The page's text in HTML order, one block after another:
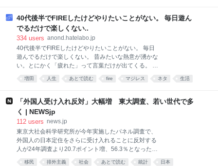
40代後半でFIREしたけどやりたいことがない。 毎日遊ん
でるだけで楽しくない..
334 users anond.hatelabo.jp
40代後半でFIREしたけどやりたいことがない。 毎日
遊んでるだけで楽しくない。 昔みたいな熱意が湧かな
い。とにかく「疲れた」って言葉だけが出てくる。 昔
に戻って遊びまくりたい。 俺は何のために生きてるの
か分からない。
増田 人生 あとで読む fire マジレス ネタ 生活
「外国人受け入れ反対」大幅増 東大調査、若い世代で多
く | NEWSjp
112 users news.jp
東京大社会科学研究所が今年実施したパネル調査で、
外国人の日本定住をさらに受け入れることに反対する
人が24年調査より20.7ポイント増、56.3％となったこ
とが7日、分かった。若い世代で増加幅が大きく、
移民 排外主義 社会 あとで読む 統計 日本